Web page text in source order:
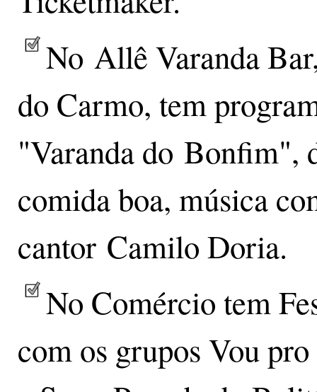
No Allê Varanda
do Carmo, tem
"Varanda do Bonfim",
comida boa, música
cantor Camilo Doria.
No Comércio tem
com os grupos Vou